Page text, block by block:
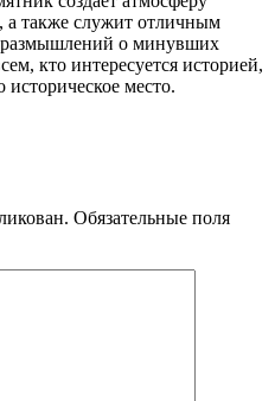
а также служит отличным
размышлений о минувших
кто интересуется историей,
историческое место.
Обязательные поля